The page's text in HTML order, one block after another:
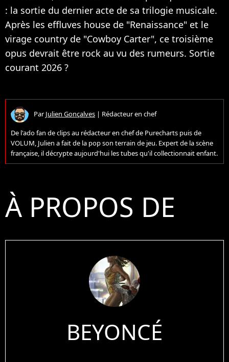
: la sortie du dernier acte de sa trilogie musicale.
Après les effluves house de "Renaissance" et le
virage country de "Cowboy Carter", ce troisième
opus devrait être rock au vu des rumeurs. Sortie
courant 2026 ?
ParJulien Gonçalves | Rédacteur en chef
De l'ado fan de clips au rédacteur en chef de Purecharts puis de
VOLUM, Julien a fait de la pop son terrain de jeu. Expert de la scène
française, il décrypte aujourd'hui les tubes qu'il collectionnait enfant.
À PROPOS DE
BEYONCÉ